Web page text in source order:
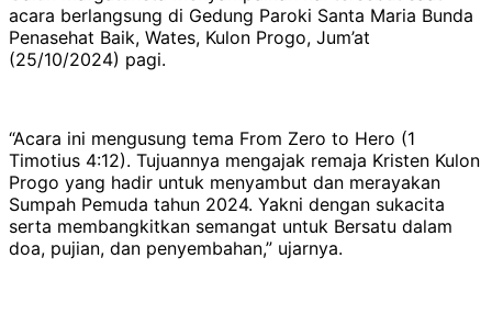
acara berlangsung di Gedung Paroki Santa Maria Bunda
Penasehat Baik, Wates, Kulon Progo, Jum’at
(25/10/2024) pagi.
“Acara ini mengusung tema From Zero to Hero (1
Timotius 4:12). Tujuannya mengajak remaja Kristen Kulon
Progo yang hadir untuk menyambut dan merayakan
Sumpah Pemuda tahun 2024. Yakni dengan sukacita
serta membangkitkan semangat untuk Bersatu dalam
doa, pujian, dan penyembahan,” ujarnya.